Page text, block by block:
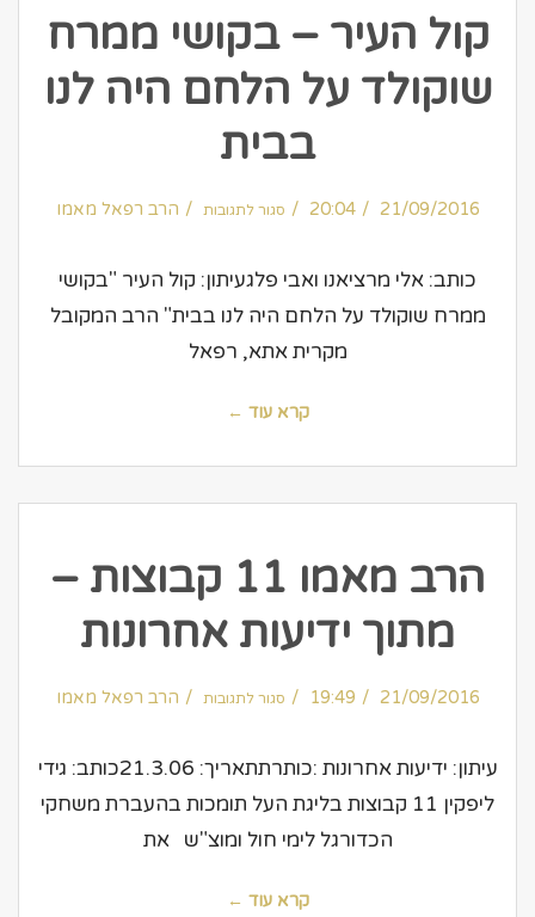
קול העיר – בקושי ממרח
שוקולד על הלחם היה לנו
בבית
21/09/2016
20:04 סגור לתגובות קול
העיר
על
הלחם
לנו
בבית
הרב רפאל מאמו
כותב: אלי מרציאנו ואבי פלגעיתון: קול העיר "בקושי
ממרח שוקולד על הלחם היה לנו בבית" הרב המקובל
מקרית אתא, רפאל
קרא עוד ←
הרב מאמו 11 קבוצות –
מתוך ידיעות אחרונות
21/09/2016
19:49 סגור לתגובות הרב
מאמו
ידיעות
אחרונות
הרב רפאל מאמו
עיתון: ידיעות אחרונות :כותרתתאריך: 21.3.06כותב: גידי
ליפקין 11 קבוצות בליגת העל תומכות בהעברת משחקי
הכדורגל לימי חול ומוצ"ש את
קרא עוד ←